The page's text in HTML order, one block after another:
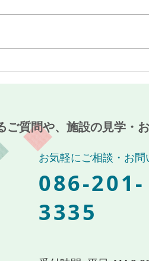
ご質問や、施設の見学・
お気軽にご相談・お
086-201-
3335